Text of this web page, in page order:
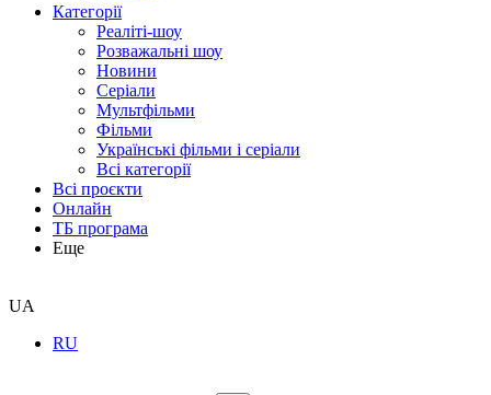
Категорії
Реаліті-шоу
Розважальні шоу
Новини
Серіали
Мультфільми
Фільми
Українські фільми і серіали
Всі категорії
Всі проєкти
Онлайн
ТБ програма
Еще
UA
RU